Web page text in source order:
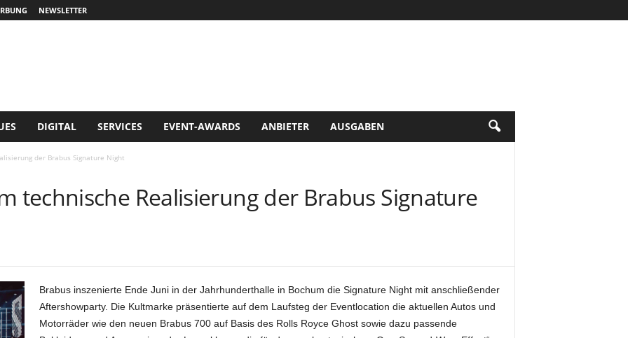
NEWSLETTER
DIGITAL SERVICES EVENT-AWARDS ANBIETER AUSGABEN
der Brabus Signature Night
technische Realisierung der Brabus Signature
Brabus inszenierte Ende Juni in der Jahrhunderthalle in Bochum die Signature Night mit anschließender
Aftershowparty. Die Kultmarke präsentierte auf dem Laufsteg der Eventlocation die aktuellen Autos und
Motorräder wie den neuen Brabus 700 auf Basis des Rolls Royce Ghost sowie dazu passende